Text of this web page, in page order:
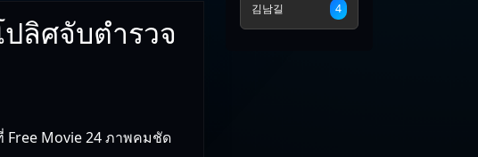
ลิศจับตำรวจ
Free Movie 24 ภาพคมชัด
김남길 4